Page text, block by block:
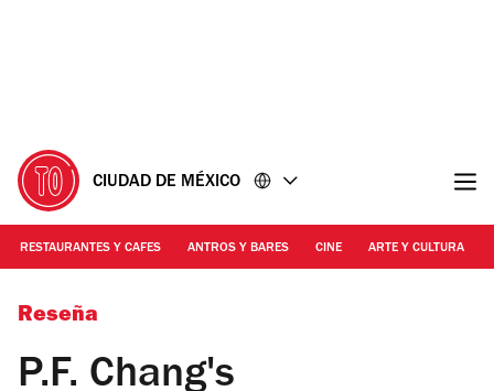
CIUDAD DE MÉXICO
RESTAURANTES Y CAFES ANTROS Y BARES CINE ARTE Y CULTURA
Roberto Beltrán | P.F. Chang
Reseña
P.F. Chang's